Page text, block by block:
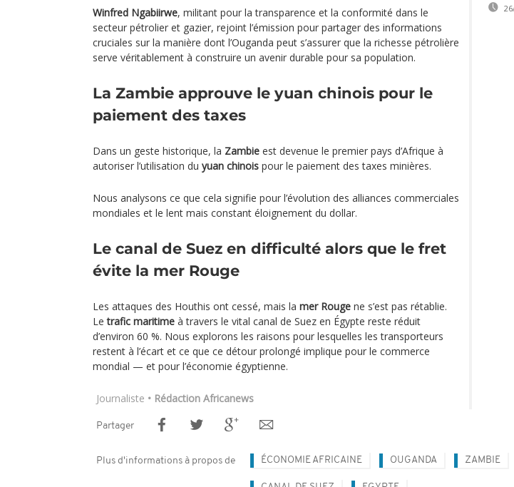
Winfred Ngabiirwe, militant pour la transparence et la conformité dans le
secteur pétrolier et gazier, rejoint l’émission pour partager des informations
cruciales sur la manière dont l’Ouganda peut s’assurer que la richesse pétrolière
serve véritablement à construire un avenir durable pour sa population.
La Zambie approuve le yuan chinois pour le
paiement des taxes
Dans un geste historique, la Zambie est devenue le premier pays d’Afrique à
autoriser l’utilisation du yuan chinois pour le paiement des taxes minières.
Nous analysons ce que cela signifie pour l’évolution des alliances commerciales
mondiales et le lent mais constant éloignement du dollar.
Le canal de Suez en difficulté alors que le fret
évite la mer Rouge
Les attaques des Houthis ont cessé, mais la mer Rouge ne s’est pas rétablie.
Letrafic maritime à travers le vital canal de Suez en Égypte reste réduit
d’environ 60 %. Nous explorons les raisons pour lesquelles les transporteurs
restent à l’écart et ce que ce détour prolongé implique pour le commerce
mondial — et pour l’économie égyptienne.
Journaliste • Rédaction Africanews
Partager
Plus d'informations à propos de ÉCONOMIE AFRICAINE OUGANDA ZAMBIE